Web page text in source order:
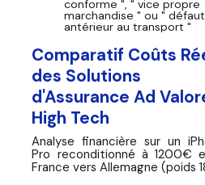
conforme ", " vice propre
marchandise " ou " défaut
antérieur au transport "
Comparatif Coûts
des Solutions
d'Assurance Ad
High Tech
Analyse financière sur un
Pro reconditionné à 1200€
France vers Allemagne (poids